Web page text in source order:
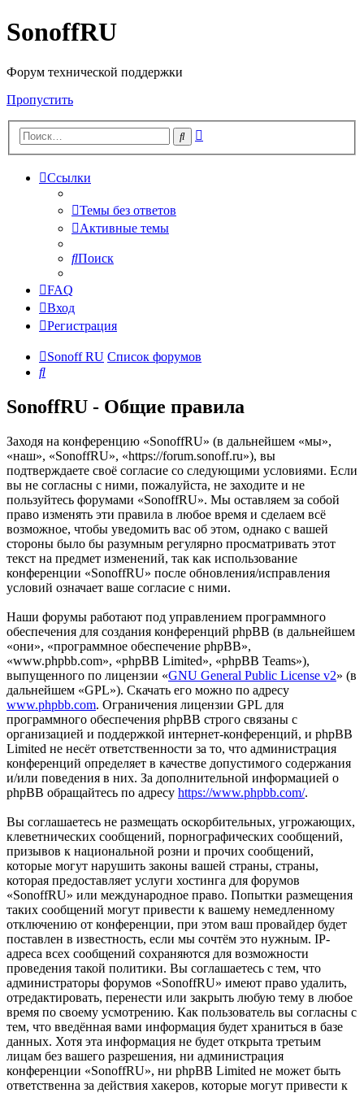
SonoffRU
Форум технической поддержки
Пропустить
Поиск
Ссылки
Темы без ответов
Активные темы
Поиск
FAQ
Вход
Регистрация
Sonoff RU Список форумов
Поиск
SonoffRU - Общие правила
Заходя на конференцию «SonoffRU» (в дальнейшем «мы»,
«наш», «SonoffRU», «https://forum.sonoff.ru»), вы
подтверждаете своё согласие со следующими условиями. Если
вы не согласны с ними, пожалуйста, не заходите и не
пользуйтесь форумами «SonoffRU». Мы оставляем за собой
право изменять эти правила в любое время и сделаем всё
возможное, чтобы уведомить вас об этом, однако с вашей
стороны было бы разумным регулярно просматривать этот
текст на предмет изменений, так как использование
конференции «SonoffRU» после обновления/исправления
условий означает ваше согласие с ними.
Наши форумы работают под управлением программного
обеспечения для создания конференций phpBB (в дальнейшем
«они», «программное обеспечение phpBB»,
«www.phpbb.com», «phpBB Limited», «phpBB Teams»),
выпущенного по лицензии «GNU General Public License v2» (в
дальнейшем «GPL»). Скачать его можно по адресу
www.phpbb.com. Ограничения лицензии GPL для
программного обеспечения phpBB строго связаны с
организацией и поддержкой интернет-конференций, и phpBB
Limited не несёт ответственности за то, что администрация
конференций определяет в качестве допустимого содержания
и/или поведения в них. За дополнительной информацией о
phpBB обращайтесь по адресу https://www.phpbb.com/.
Вы соглашаетесь не размещать оскорбительных, угрожающих,
клеветнических сообщений, порнографических сообщений,
призывов к национальной розни и прочих сообщений,
которые могут нарушить законы вашей страны, страны,
которая предоставляет услуги хостинга для форумов
«SonoffRU» или международное право. Попытки размещения
таких сообщений могут привести к вашему немедленному
отключению от конференции, при этом ваш провайдер будет
поставлен в известность, если мы сочтём это нужным. IP-
адреса всех сообщений сохраняются для возможности
проведения такой политики. Вы соглашаетесь с тем, что
администраторы форумов «SonoffRU» имеют право удалить,
отредактировать, перенести или закрыть любую тему в любое
время по своему усмотрению. Как пользователь вы согласны с
тем, что введённая вами информация будет храниться в базе
данных. Хотя эта информация не будет открыта третьим
лицам без вашего разрешения, ни администрация
конференции «SonoffRU», ни phpBB Limited не может быть
ответственна за действия хакеров, которые могут привести к